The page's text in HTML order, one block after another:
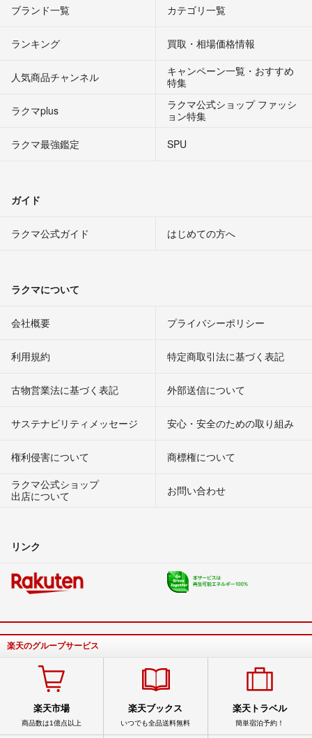
ブランド一覧 カテゴリ一覧
ランキング 買取・相場価格情報
人気商品チャンネル
キャンペーン一覧・おすすめ
特集
ラクマplus
ラクマ公式ショップ ファッシ
ョン特集
ラクマ最強鑑定
SPU
ガイド
ラクマ公式ガイド はじめての方へ
ラクマについて
会社概要 プライバシーポリシー
利用規約 特定商取引法に基づく表記
古物営業法に基づく表記 外部送信について
サステナビリティメッセージ 安心・安全のための取り組み
権利侵害について
商標権について
ラクマ公式ショップ
出店について
お問い合わせ
リンク
楽天のグループサービス
楽天市場
商品数は1億点以上
楽天ブックス
いつでも全品送料無料
楽天トラベル
簡単宿泊予約！